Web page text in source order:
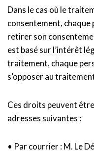
Dans le cas où le
consentement,
retirer son
est basé sur l’intérêt
traitement, chaque
s’opposer au
Ces droits peuvent
adresses suivantes :
• Par courrier : M. Le